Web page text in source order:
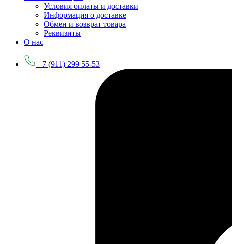
Условия оплаты и доставки
Информация о доставке
Обмен и возврат товара
Реквизиты
О нас
+7 (911) 299 55-53